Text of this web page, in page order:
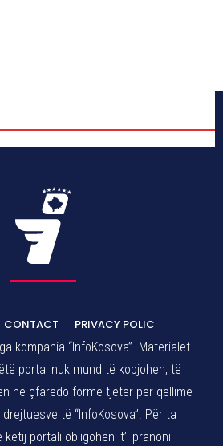
CONTACT
PRIVACY POLIC
kompania “InfoKosova”. Materialet
portal nuk mund të kopjohen, të
në çfarëdo forme tjetër për qëllime
të “InfoKosova”. Për ta
portali obligoheni t’i pranoni